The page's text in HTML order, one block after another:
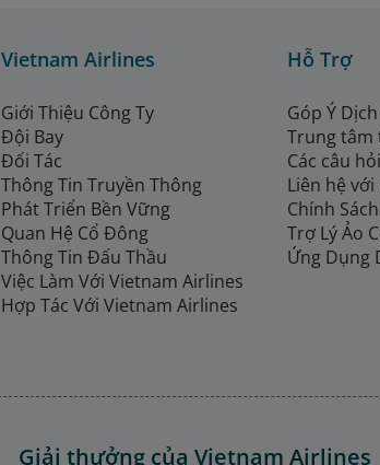
Vietnam Airlines
Giới Thiệu Công Ty
Đội Bay
Đối Tác
Thông Tin Truyền Thông
Phát Triển Bền Vững
Quan Hệ Cổ Đông
Thông Tin Đấu Thầu
Việc Làm Với Vietnam Airlines
Hợp Tác Với Vietnam Airlines
Hỗ Trợ
Góp Ý
Trung tâm
Các câu
Liên hệ
Chính
Trợ Lý Ảo
Ứng Dụng
Giải thưởng của Vietnam Airlines